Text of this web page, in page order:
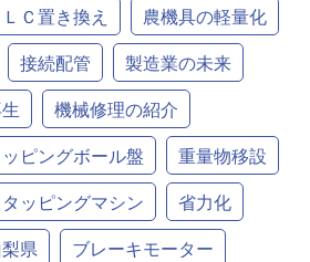
ＬＣ置き換え
農機具の軽量化
接続配管
製造業の未来
機械修理の紹介
ピングボール盤
重量物移設
タッピングマシン
省力化
県
ブレーキモーター